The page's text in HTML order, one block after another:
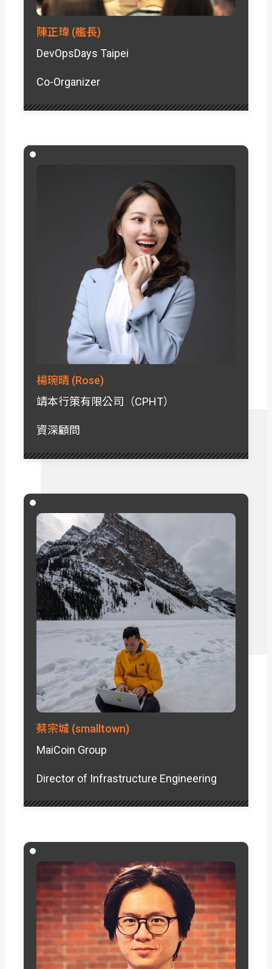
陳正瑋 (艦長)
DevOpsDays Taipei
Co-Organizer
楊琬晴 (Rose)
靖本行策有限公司（CPHT）
資深顧問
蔡宗城 (smalltown)
MaiCoin Group
Director of Infrastructure Engineering